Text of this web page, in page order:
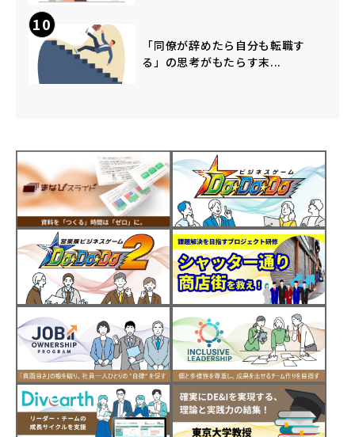
10
「同僚が辞めたら自分も転職す
る」の思考がもたらす末...